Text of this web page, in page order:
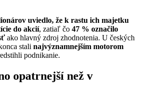
uviedlo, že k rastu ich majetku
do akcií, zatiaľ čo 47 % označilo
ako hlavný zdroj zhodnotenia. U českých
stali najvýznamnejším motorom
podnikanie.
opatrnejší než v